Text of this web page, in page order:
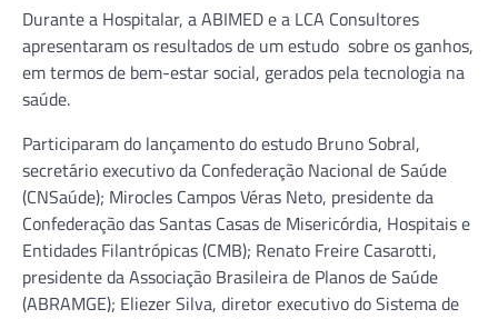
Durante a Hospitalar, a ABIMED e a LCA Consultores
apresentaram os resultados de um estudo sobre os ganhos,
em termos de bem-estar social, gerados pela tecnologia na
saúde.
Participaram do lançamento do estudo Bruno Sobral,
secretário executivo da Confederação Nacional de Saúde
(CNSaúde); Mirocles Campos Véras Neto, presidente da
Confederação das Santas Casas de Misericórdia, Hospitais e
Entidades Filantrópicas (CMB); Renato Freire Casarotti,
presidente da Associação Brasileira de Planos de Saúde
(ABRAMGE); Eliezer Silva, diretor executivo do Sistema de